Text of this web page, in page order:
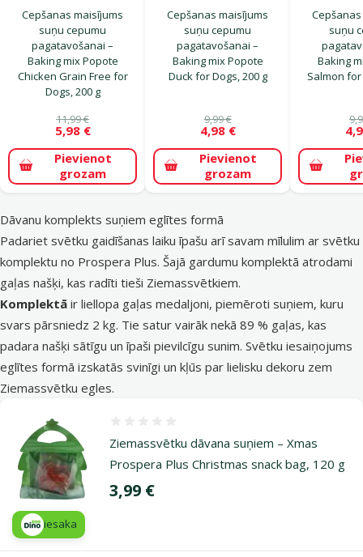
Cepšanas maisījums
suņu cepumu
pagatavošanai –
Baking mix Popote
Chicken Grain Free for
Dogs, 200 g
11,99 €
5,98 €
Pievienot
grozam
Cepšanas maisījums
suņu cepumu
pagatavošanai –
Baking mix Popote
Duck for Dogs, 200 g
9,99 €
4,98 €
Pievienot
grozam
suņu
Baking
Salmon for
Dāvanu komplekts suņiem eglītes formā
Padariet svētku gaidīšanas laiku īpašu arī savam mīlulim ar svētku
komplektu no Prospera Plus. Šajā gardumu komplektā atrodami
gaļas našķi, kas radīti tieši Ziemassvētkiem.
Komplektā ir liellopa gaļas medaljoni, piemēroti suņiem, kuru
svars pārsniedz 2 kg. Tie satur vairāk nekā 89 % gaļas, kas
padara našķi sātīgu un īpaši pievilcīgu sunim. Svētku iesaiņojums
eglītes formā izskatās svinīgi un kļūs par lielisku dekoru zem
Ziemassvētku egles.
Ziemassvētku dāvana suņiem – Xmas
Prospera Plus Christmas snack bag, 120 g
Cena
3,99 €
iesaka